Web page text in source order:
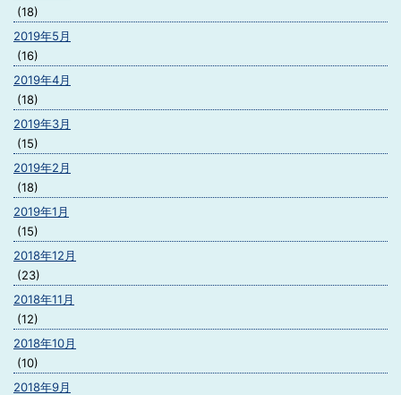
(18)
2019年5月
(16)
2019年4月
(18)
2019年3月
(15)
2019年2月
(18)
2019年1月
(15)
2018年12月
(23)
2018年11月
(12)
2018年10月
(10)
2018年9月